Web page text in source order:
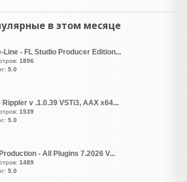
платный
довольно
А вот
призма
в S1. Впрочем,
делюсь опытом, а
подбирайте
в
в этом месяце
Line - FL Studio Producer Edition...
1896
5.0
Rippler v .1.0.39 VSTi3, AAX x64...
1539
5.0
- All Plugins 7.2026 V...
1489
5.0